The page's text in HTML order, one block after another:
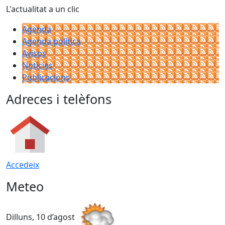
L'actualitat a un clic
Agenda
Agenda política
Avisos
Notícies
Publicacions
Adreces i telèfons
Accedeix
Meteo
Dilluns, 10 d’agost